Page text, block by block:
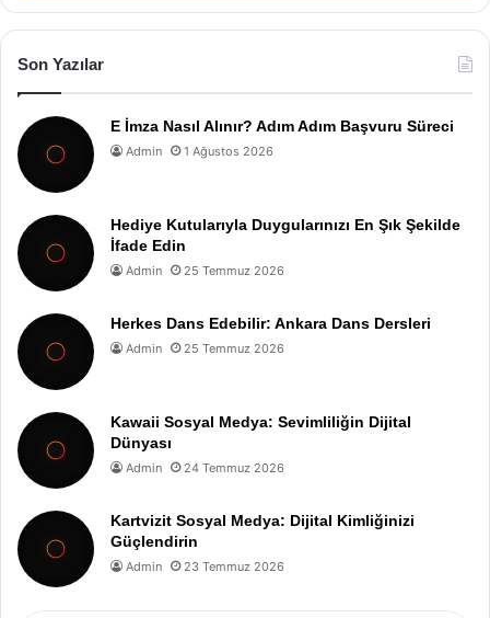
Son Yazılar
E İmza Nasıl Alınır? Adım Adım Başvuru Süreci
Admin 1 Ağustos 2026
Hediye Kutularıyla Duygularınızı En Şık Şekilde
İfade Edin
Admin 25 Temmuz 2026
Herkes Dans Edebilir: Ankara Dans Dersleri
Admin 25 Temmuz 2026
Kawaii Sosyal Medya: Sevimliliğin Dijital
Dünyası
Admin 24 Temmuz 2026
Kartvizit Sosyal Medya: Dijital Kimliğinizi
Güçlendirin
Admin 23 Temmuz 2026